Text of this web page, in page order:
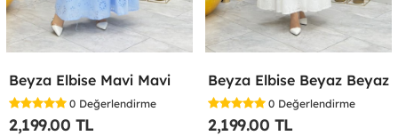
Beyza Elbise Mavi Mavi
0 Değerlendirme
2,199.00 TL
Beyza Elbise Beyaz Beyaz
0 Değerlendirme
2,199.00 TL